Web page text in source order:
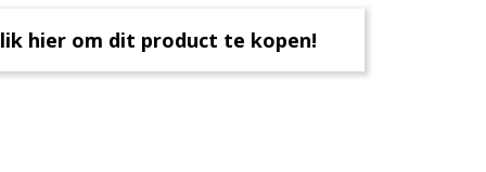
hier om dit product te kopen!